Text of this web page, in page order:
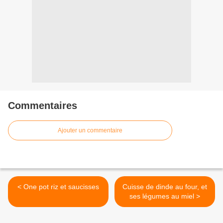
Commentaires
Ajouter un commentaire
< One pot riz et saucisses
Cuisse de dinde au four, et
ses légumes au miel >